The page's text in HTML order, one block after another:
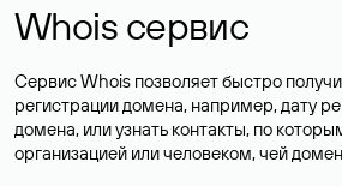
Whois сервис
Сервис Whois позволяет быстро
регистрации домена, например, дату
домена, или узнать контакты, по
организацией или человеком, чей